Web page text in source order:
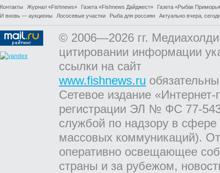
Контакты Журнал «Fishnews» Газета «Fishnews Дайджест»
Газета «Рыбак
И вновь — аукционы
Лососевые участки Рыба для россиян Актуально вчера,
© 2006—2026 гг.
цитировании информации
ссылки на сайт
www.fishnews.ru
Сетевое издание
регистрации ЭЛ № ФС 77-
службой по надзору в
массовых коммуникаций).
оперативно освещающее
страны и за рубежом,